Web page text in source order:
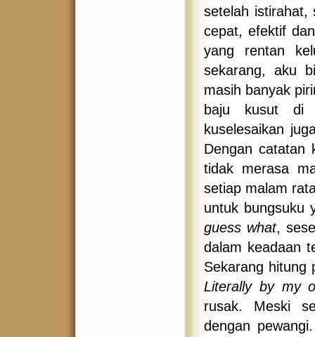
setelah istirahat,
cepat, efektif
yang rentan
sekarang, aku
masih banyak
baju kusut di
kuselesaikan
Dengan catatan
tidak merasa
setiap malam
untuk bungsuku
guess what,
dalam keadaan
Sekarang hitung
Literally by my
rusak. Meski
dengan